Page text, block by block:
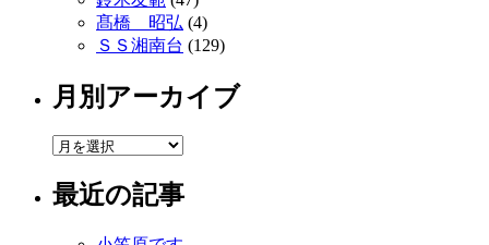
髙橋 昭弘 (4)
ＳＳ湘南台 (129)
月別アーカイブ
月
ア
最近の記事